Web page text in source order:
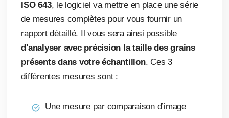
ISO 643, le logiciel va mettre en place une série
de mesures complètes pour vous fournir un
rapport détaillé. Il vous sera ainsi possible
d'analyser avec précision la taille des grains
présents dans votre échantillon. Ces 3
différentes mesures sont :
Une mesure par comparaison d’image